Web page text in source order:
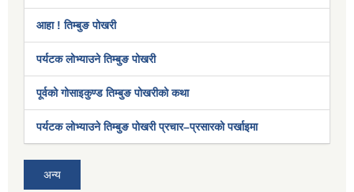
आहा ! तिम्बुङ पोखरी
पर्यटक लोभ्याउने तिम्बुङ पोखरी
पूर्वको गोसाइकुण्ड तिम्बुङ पोखरीको कथा
पर्यटक लोभ्याउने तिम्बुङ पोखरी प्रचार–प्रसारको पर्खाइमा
अन्य